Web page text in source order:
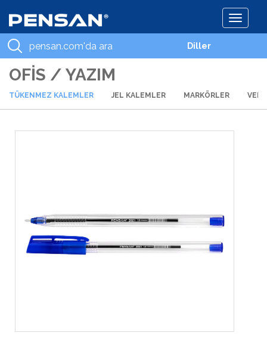
Toggle
Diller
OFİS / YAZIM
TÜKENMEZ KALEMLER JEL KALEMLER MARKÖRLER